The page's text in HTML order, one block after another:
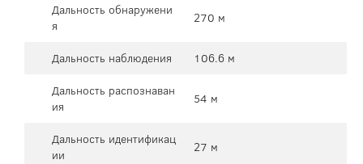
Дальность обнаружени
я
270 м
Дальность наблюдения
106.6 м
Дальность распознаван
ия
54 м
Дальность идентификац
ии
27 м